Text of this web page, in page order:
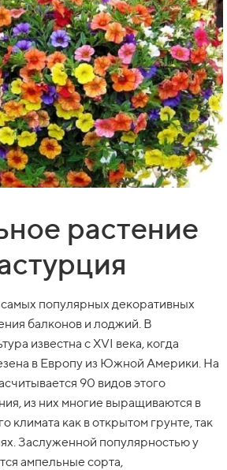
растение
популярных декоративных
балконов и лоджий. В
известна с XVI века, когда
в Европу из Южной Америки. На
90 видов этого
из них многие выращиваются в
климата как в открытом грунте, так
Заслуженной популярностью у
ампельные сорта,